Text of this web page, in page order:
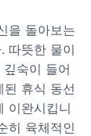
지
트 5가지
을 돌아보는
따뜻한 물이
숙이 들어
휴식 동선
이완시킵니
히 육체적인